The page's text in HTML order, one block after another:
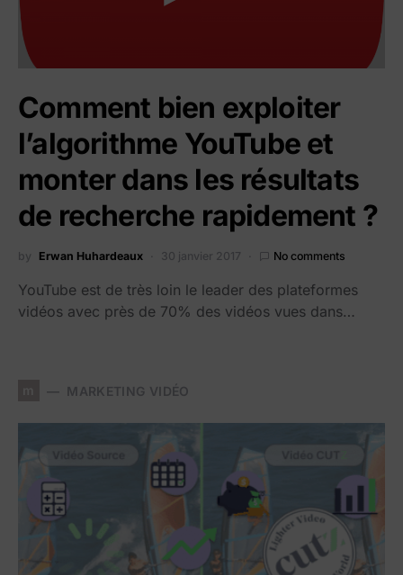
Comment bien exploiter
l’algorithme YouTube et
monter dans les résultats
de recherche rapidement ?
by Erwan Huhardeaux 30 janvier 2017 No comments
YouTube est de très loin le leader des plateformes
vidéos avec près de 70% des vidéos vues dans…
MARKETING VIDÉO